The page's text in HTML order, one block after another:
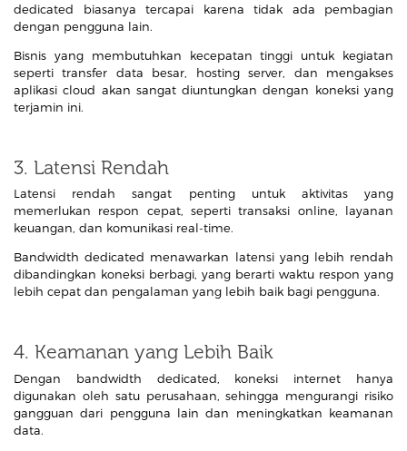
dedicated biasanya tercapai karena tidak ada pembagian
dengan pengguna lain.
Bisnis yang membutuhkan kecepatan tinggi untuk kegiatan
seperti transfer data besar, hosting server, dan mengakses
aplikasi cloud akan sangat diuntungkan dengan koneksi yang
terjamin ini.
3. Latensi Rendah
Latensi rendah sangat penting untuk aktivitas yang
memerlukan respon cepat, seperti transaksi online, layanan
keuangan, dan komunikasi real-time.
Bandwidth dedicated menawarkan latensi yang lebih rendah
dibandingkan koneksi berbagi, yang berarti waktu respon yang
lebih cepat dan pengalaman yang lebih baik bagi pengguna.
4. Keamanan yang Lebih Baik
Dengan bandwidth dedicated, koneksi internet hanya
digunakan oleh satu perusahaan, sehingga mengurangi risiko
gangguan dari pengguna lain dan meningkatkan keamanan
data.